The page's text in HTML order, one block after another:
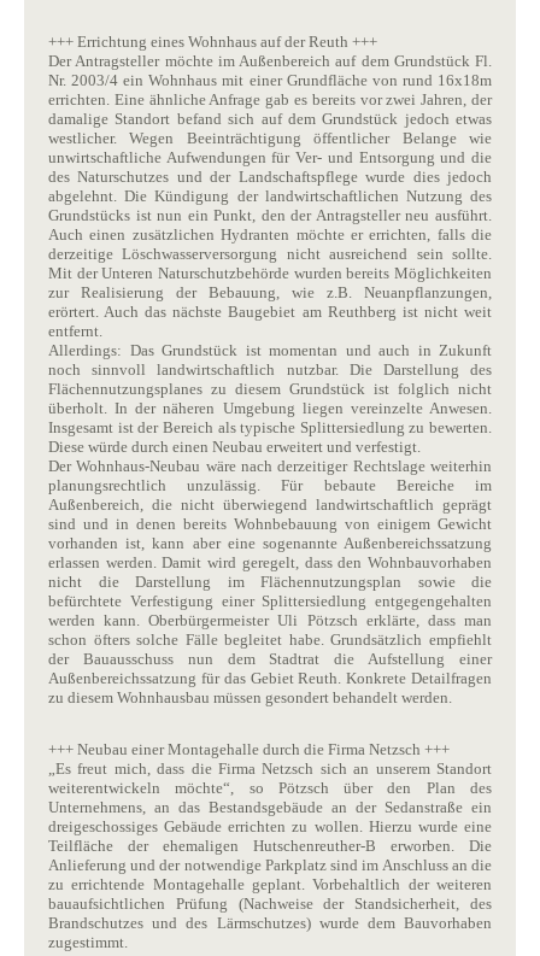
+++ Errichtung eines Wohnhaus auf der Reuth +++
Der Antragsteller möchte im Außenbereich auf dem Grundstück Fl.
Nr. 2003/4 ein Wohnhaus mit einer Grundfläche von rund 16x18m
errichten. Eine ähnliche Anfrage gab es bereits vor zwei Jahren, der
damalige Standort befand sich auf dem Grundstück jedoch etwas
westlicher. Wegen Beeinträchtigung öffentlicher Belange wie
unwirtschaftliche Aufwendungen für Ver- und Entsorgung und die
des Naturschutzes und der Landschaftspflege wurde dies jedoch
abgelehnt. Die Kündigung der landwirtschaftlichen Nutzung des
Grundstücks ist nun ein Punkt, den der Antragsteller neu ausführt.
Auch einen zusätzlichen Hydranten möchte er errichten, falls die
derzeitige Löschwasserversorgung nicht ausreichend sein sollte.
Mit der Unteren Naturschutzbehörde wurden bereits Möglichkeiten
zur Realisierung der Bebauung, wie z.B. Neuanpflanzungen,
erörtert. Auch das nächste Baugebiet am Reuthberg ist nicht weit
entfernt.
Allerdings: Das Grundstück ist momentan und auch in Zukunft
noch sinnvoll landwirtschaftlich nutzbar. Die Darstellung des
Flächennutzungsplanes zu diesem Grundstück ist folglich nicht
überholt. In der näheren Umgebung liegen vereinzelte Anwesen.
Insgesamt ist der Bereich als typische Splittersiedlung zu bewerten.
Diese würde durch einen Neubau erweitert und verfestigt.
Der Wohnhaus-Neubau wäre nach derzeitiger Rechtslage weiterhin
planungsrechtlich unzulässig. Für bebaute Bereiche im
Außenbereich, die nicht überwiegend landwirtschaftlich geprägt
sind und in denen bereits Wohnbebauung von einigem Gewicht
vorhanden ist, kann aber eine sogenannte Außenbereichssatzung
erlassen werden. Damit wird geregelt, dass den Wohnbauvorhaben
nicht die Darstellung im Flächennutzungsplan sowie die
befürchtete Verfestigung einer Splittersiedlung entgegengehalten
werden kann. Oberbürgermeister Uli Pötzsch erklärte, dass man
schon öfters solche Fälle begleitet habe. Grundsätzlich empfiehlt
der Bauausschuss nun dem Stadtrat die Aufstellung einer
Außenbereichssatzung für das Gebiet Reuth. Konkrete Detailfragen
zu diesem Wohnhausbau müssen gesondert behandelt werden.
+++ Neubau einer Montagehalle durch die Firma Netzsch +++
„Es freut mich, dass die Firma Netzsch sich an unserem Standort
weiterentwickeln möchte“, so Pötzsch über den Plan des
Unternehmens, an das Bestandsgebäude an der Sedanstraße ein
dreigeschossiges Gebäude errichten zu wollen. Hierzu wurde eine
Teilfläche der ehemaligen Hutschenreuther-B erworben. Die
Anlieferung und der notwendige Parkplatz sind im Anschluss an die
zu errichtende Montagehalle geplant. Vorbehaltlich der weiteren
bauaufsichtlichen Prüfung (Nachweise der Standsicherheit, des
Brandschutzes und des Lärmschutzes) wurde dem Bauvorhaben
zugestimmt.